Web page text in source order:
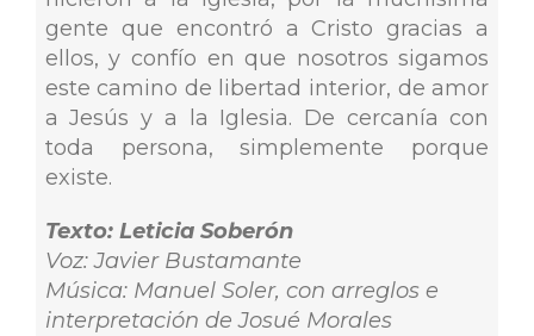
gente que encontró a Cristo gracias a
ellos, y confío en que nosotros sigamos
este camino de libertad interior, de amor
a Jesús y a la Iglesia. De cercanía con
toda persona, simplemente porque
existe.
Texto: Leticia Soberón
Voz: Javier Bustamante
Música: Manuel Soler, con arreglos e
interpretación de Josué Morales